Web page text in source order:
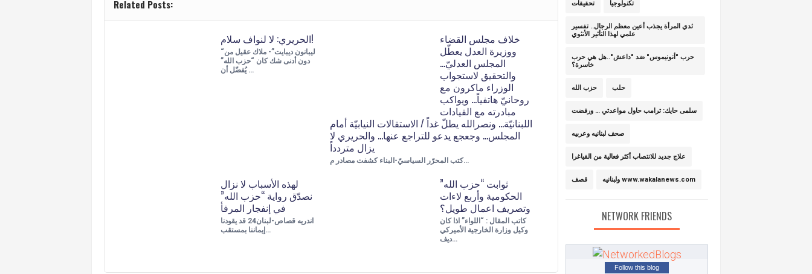
Related Posts:
الحريري: لا لنواف سلام!
“ليبانون ديبايت”- ملاك عقيل من
دون أدنى شك كان “حزب الله”
يُفضّل أن …
خلاف مجلس القضاء
ووزيرة العدل يعطّل
المجلس العدليّ…
والتحقيق لاستجواب
الوزراء ماكرون مع
روحانيّ هاتفياً… ويواكب
مبادرته مع القيادات
اللبنانيّة… ونصرالله يطلّ غداً / الاستقالات النيابيّة أمام
المجلس… وجعجع يدعو للتراجع عنها… والحريري لا
يزال متردداً
كتب المحرّر السياسيّ-البناء كشفت مصادر م…
لهذه الأسباب لا نزال
نصدّق رواية “حزب الله”
في إنفجار المرفأ
اندريه قصاص-لبنان24 قد يقودنا
إيماننا بمستقب…
ثوابت “حزب الله”
الحكومية وأربع لاءات
وتصريف اعمال طويل؟
كاتب المقال : “اللواء” اذا كان
وكيل وزارة الخارجية الأميركي
ديف…
تحقيقات تكنولوجيا
ثدي المرأة يجذب أعين معظم الرجال.. تفسير
علمي لهذا التأثير الأنثوي
حرب "أنونيموس" ضد "داعش"..هل هي حرب
خاسرة؟
حزب الله حلب
سلمى حايك: ترامب حاول مواعدتي … ورفضت
صحف لبنانيه وعربيه
علاج جديد للانتصاب أكثر فعالية من الفياغرا
قصف ولبنانيه www.wakalanews.com
NETWORK FRIENDS
Follow this blog